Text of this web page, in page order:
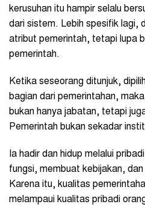
kerusuhan itu hampir selalu
dari sistem. Lebih spesifik lagi,
atribut pemerintah, tetapi lupa
pemerintah.
Ketika seseorang ditunjuk,
bagian dari pemerintahan,
bukan hanya jabatan, tetapi
Pemerintah bukan sekadar
Ia hadir dan hidup melalui
fungsi, membuat kebijakan,
Karena itu, kualitas
melampaui kualitas pribadi